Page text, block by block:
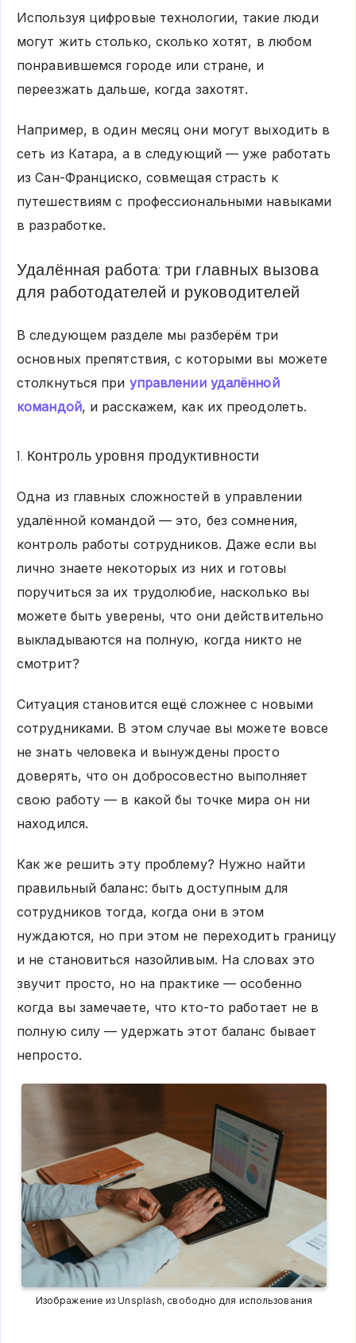
Используя цифровые технологии, такие люди
могут жить столько, сколько хотят, в любом
понравившемся городе или стране, и
переезжать дальше, когда захотят.
Например, в один месяц они могут выходить в
сеть из Катара, а в следующий — уже работать
из Сан-Франциско, совмещая страсть к
путешествиям с профессиональными навыками
в разработке.
Удалённая работа: три главных вызова
для работодателей и руководителей
В следующем разделе мы разберём три
основных препятствия, с которыми вы можете
столкнуться при управлении удалённой
командой, и расскажем, как их преодолеть.
1. Контроль уровня продуктивности
Одна из главных сложностей в управлении
удалённой командой — это, без сомнения,
контроль работы сотрудников. Даже если вы
лично знаете некоторых из них и готовы
поручиться за их трудолюбие, насколько вы
можете быть уверены, что они действительно
выкладываются на полную, когда никто не
смотрит?
Ситуация становится ещё сложнее с новыми
сотрудниками. В этом случае вы можете вовсе
не знать человека и вынуждены просто
доверять, что он добросовестно выполняет
свою работу — в какой бы точке мира он ни
находился.
Как же решить эту проблему? Нужно найти
правильный баланс: быть доступным для
сотрудников тогда, когда они в этом
нуждаются, но при этом не переходить границу
и не становиться назойливым. На словах это
звучит просто, но на практике — особенно
когда вы замечаете, что кто-то работает не в
полную силу — удержать этот баланс бывает
непросто.
Изображение из Unsplash, свободно для использования